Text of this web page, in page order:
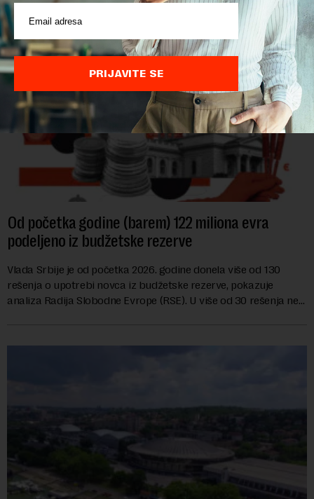
hrane biljnog porekla, te da k...
Od početka godine (barem) 122 miliona evra
podeljeno iz budžetske rezerve
Vlada Srbije je od početka 2026. godine donela više od 130
rešenja o upotrebi novca iz budžetske rezerve, pokazuje
analiza Radija Slobodne Evrope (RSE). U više od 30 rešenja ne
PRIJAVITE SE